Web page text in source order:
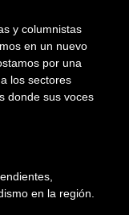
y columnistas
en un nuevo
por una
los sectores
donde sus voces
en la región.